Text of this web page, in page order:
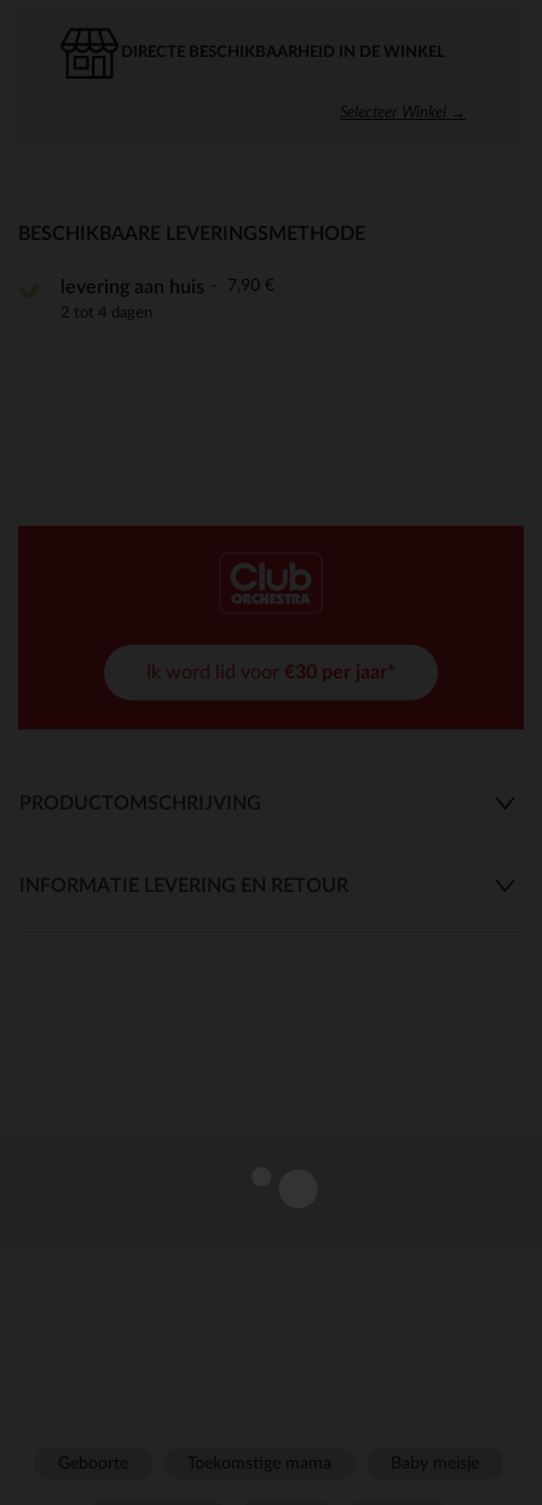
DIRECTE BESCHIKBAARHEID IN DE WINKEL
Selecteer Winkel →
BESCHIKBAARE LEVERINGSMETHODE
levering aan huis 7,90 €
2 tot 4 dagen
Ik word lid voor €30 per jaar*
PRODUCTOMSCHRIJVING
INFORMATIE LEVERING EN RETOUR